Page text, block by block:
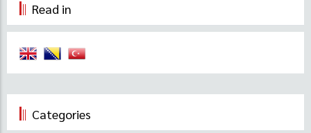
Read in
Categories